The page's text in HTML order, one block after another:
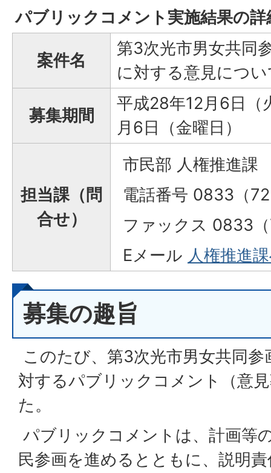
パブリックコメント実施結果の詳
案件名
第3次光市男女共同
に対する意見につ
募集期間
平成28年12月6日（
月6日（金曜日）
担当課（問
合せ）
市民部 人権推進課
電話番号 0833（
ファックス 0833
Eメール 人権推進
募集の趣旨
このたび、第3次光市男女共同
対するパブリックコメント（意
た。
パブリックコメントは、計画等
民参画を進めるとともに、説明